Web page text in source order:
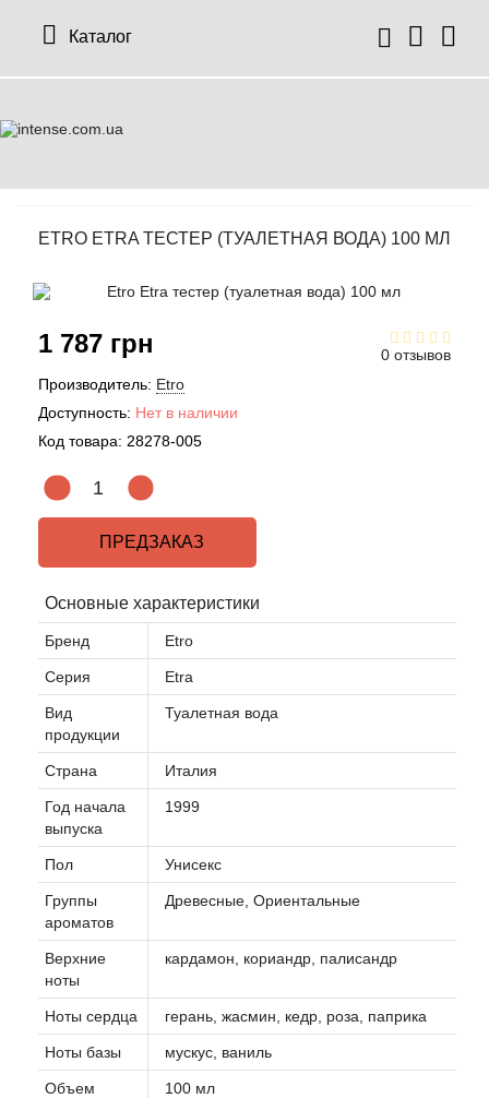
Каталог
ETRO ETRA ТЕСТЕР (ТУАЛЕТНАЯ ВОДА) 100 МЛ
0 отзывов
1 787 грн
Производитель: Etro
Доступность: Нет в наличии
Код товара: 28278-005
ПРЕДЗАКАЗ
Основные характеристики
Бренд Etro
Серия Etra
Вид
продукции
Туалетная вода
Страна Италия
Год начала
выпуска
1999
Пол Унисекс
Группы
ароматов
Древесные, Ориентальные
Верхние
ноты
кардамон, кориандр, палисандр
Ноты сердца герань, жасмин, кедр, роза, паприка
Ноты базы мускус, ваниль
Объем 100 мл